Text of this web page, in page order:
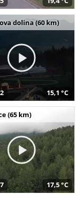
dolina (60 km)
15,1 °C
(65 km)
17,5 °C